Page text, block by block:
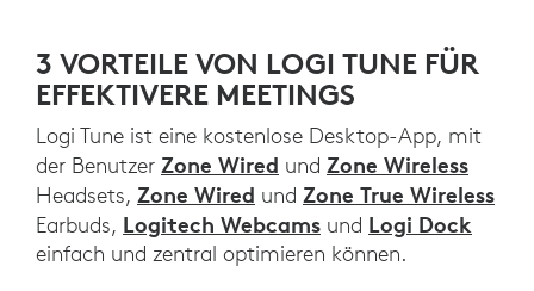
3 VORTEILE VON LOGI TUNE FÜR
EFFEKTIVERE MEETINGS
Logi Tune ist eine kostenlose Desktop-App, mit
der Benutzer Zone Wired und Zone Wireless
Headsets, Zone Wired und Zone True Wireless
Earbuds, Logitech Webcams und Logi Dock
einfach und zentral optimieren können.